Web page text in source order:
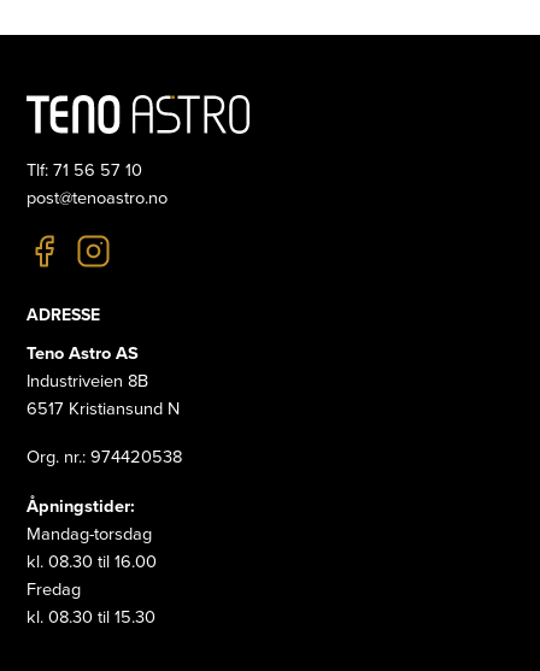
Tlf: 71 56 57 10
post@tenoastro.no
ADRESSE
Teno Astro AS
Industriveien 8B
6517 Kristiansund N
Org. nr.: 974420538
Åpningstider:
Mandag-torsdag
kl. 08.30 til 16.00
Fredag
kl. 08.30 til 15.30